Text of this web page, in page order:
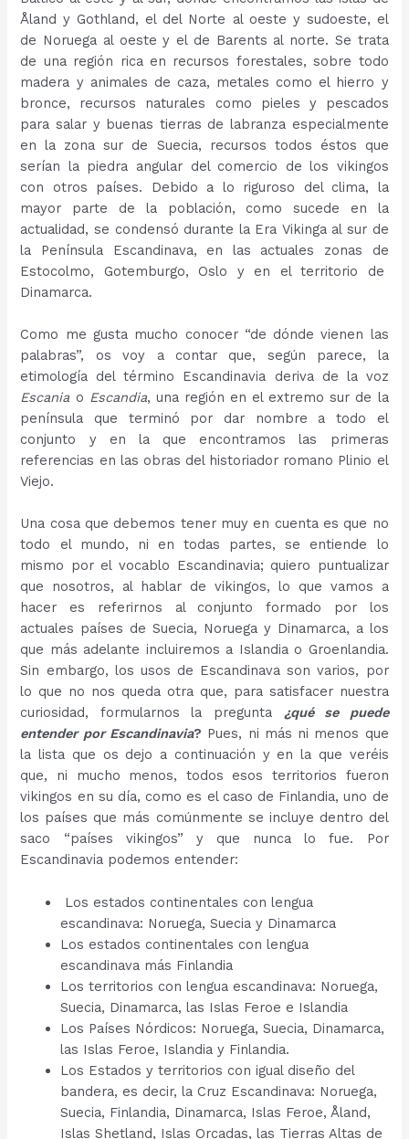
Åland y Gothland, el del Norte al oeste y sudoeste, el
de Noruega al oeste y el de Barents al norte. Se trata
de una región rica en recursos forestales, sobre todo
madera y animales de caza, metales como el hierro y
bronce, recursos naturales como pieles y pescados
para salar y buenas tierras de labranza especialmente
en la zona sur de Suecia, recursos todos éstos que
serían la piedra angular del comercio de los vikingos
con otros países. Debido a lo riguroso del clima, la
mayor parte de la población, como sucede en la
actualidad, se condensó durante la Era Vikinga al sur de
la Península Escandinava, en las actuales zonas de
Estocolmo, Gotemburgo, Oslo y en el territorio de
Dinamarca.
Como me gusta mucho conocer “de dónde vienen las
palabras”, os voy a contar que, según parece, la
etimología del término Escandinavia deriva de la voz
Escania o Escandia, una región en el extremo sur de la
península que terminó por dar nombre a todo el
conjunto y en la que encontramos las primeras
referencias en las obras del historiador romano Plinio el
Viejo.
Una cosa que debemos tener muy en cuenta es que no
todo el mundo, ni en todas partes, se entiende lo
mismo por el vocablo Escandinavia; quiero puntualizar
que nosotros, al hablar de vikingos, lo que vamos a
hacer es referirnos al conjunto formado por los
actuales países de Suecia, Noruega y Dinamarca, a los
que más adelante incluiremos a Islandia o Groenlandia.
Sin embargo, los usos de Escandinava son varios, por
lo que no nos queda otra que, para satisfacer nuestra
curiosidad, formularnos la pregunta ¿qué se puede
entender por Escandinavia? Pues, ni más ni menos que
la lista que os dejo a continuación y en la que veréis
que, ni mucho menos, todos esos territorios fueron
vikingos en su día, como es el caso de Finlandia, uno de
los países que más comúnmente se incluye dentro del
saco “países vikingos” y que nunca lo fue. Por
Escandinavia podemos entender:
Los estados continentales con lengua
escandinava: Noruega, Suecia y Dinamarca
Los estados continentales con lengua
escandinava más Finlandia
Los territorios con lengua escandinava: Noruega,
Suecia, Dinamarca, las Islas Feroe e Islandia
Los Países Nórdicos: Noruega, Suecia, Dinamarca,
las Islas Feroe, Islandia y Finlandia.
Los Estados y territorios con igual diseño del
bandera, es decir, la Cruz Escandinava: Noruega,
Suecia, Finlandia, Dinamarca, Islas Feroe, Åland,
Islas Shetland, Islas Orcadas, las Tierras Altas de